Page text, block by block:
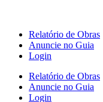
Relatório de Obras
Anuncie no Guia
Login
Relatório de Obras
Anuncie no Guia
Login